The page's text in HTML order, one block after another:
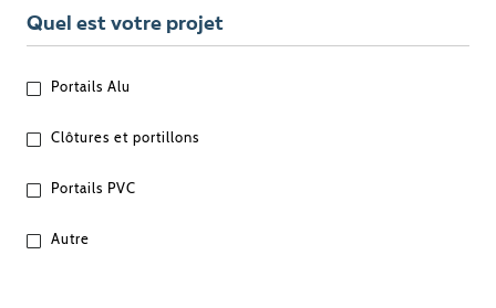
Quel est votre projet
QUEL
VOTRE
PROJET
Portails Alu
Clôtures et portillons
Portails PVC
Autre